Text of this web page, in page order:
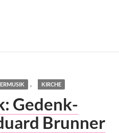
, KIRCHE
Gedenk-
Brunner